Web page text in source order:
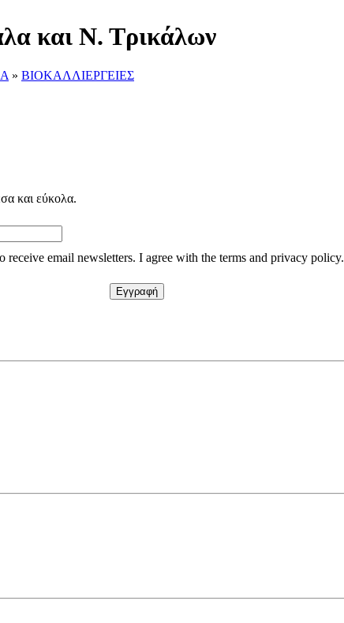
και Ν. Τρικάλων
» ΒΙΟΚΑΛΛΙΕΡΓΕΙΕΣ
και εύκολα.
receive email newsletters. I agree with the terms and privacy policy.